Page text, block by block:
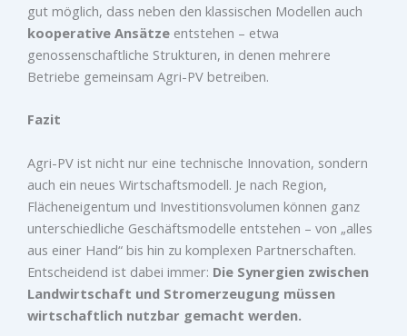
gut möglich, dass neben den klassischen Modellen auch
kooperative Ansätze entstehen – etwa
genossenschaftliche Strukturen, in denen mehrere
Betriebe gemeinsam Agri-PV betreiben.
Fazit
Agri-PV ist nicht nur eine technische Innovation, sondern
auch ein neues Wirtschaftsmodell. Je nach Region,
Flächeneigentum und Investitionsvolumen können ganz
unterschiedliche Geschäftsmodelle entstehen – von „alles
aus einer Hand“ bis hin zu komplexen Partnerschaften.
Entscheidend ist dabei immer: Die Synergien zwischen
Landwirtschaft und Stromerzeugung müssen
wirtschaftlich nutzbar gemacht werden.